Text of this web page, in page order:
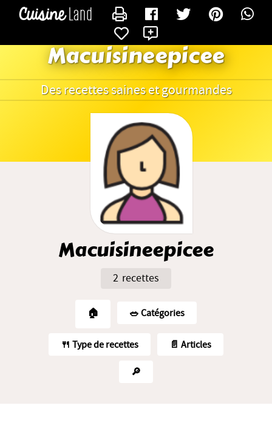
Macuisineepicee
Des recettes saines et gourmandes
Macuisineepicee
2 recettes
🏠 🥗️ Catégories
🍴 Type de recettes 📄 Articles
🔎
CONTACTER MACUISINEEPICEE